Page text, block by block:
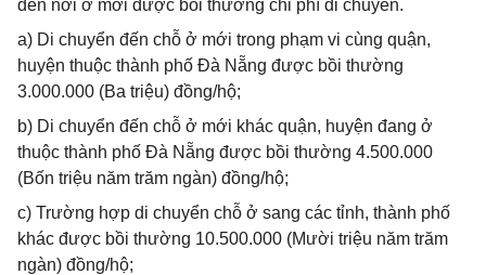
đến nơi ở mới được bồi thường chi phí di chuyển.
a) Di chuyển đến chỗ ở mới trong phạm vi cùng quận,
huyện thuộc thành phố Đà Nẵng được bồi thường
3.000.000 (Ba triệu) đồng/hộ;
b) Di chuyển đến chỗ ở mới khác quận, huyện đang ở
thuộc thành phố Đà Nẵng được bồi thường 4.500.000
(Bốn triệu năm trăm ngàn) đồng/hộ;
c) Trường hợp di chuyển chỗ ở sang các tỉnh, thành phố
khác được bồi thường 10.500.000 (Mười triệu năm trăm
ngàn) đồng/hộ;